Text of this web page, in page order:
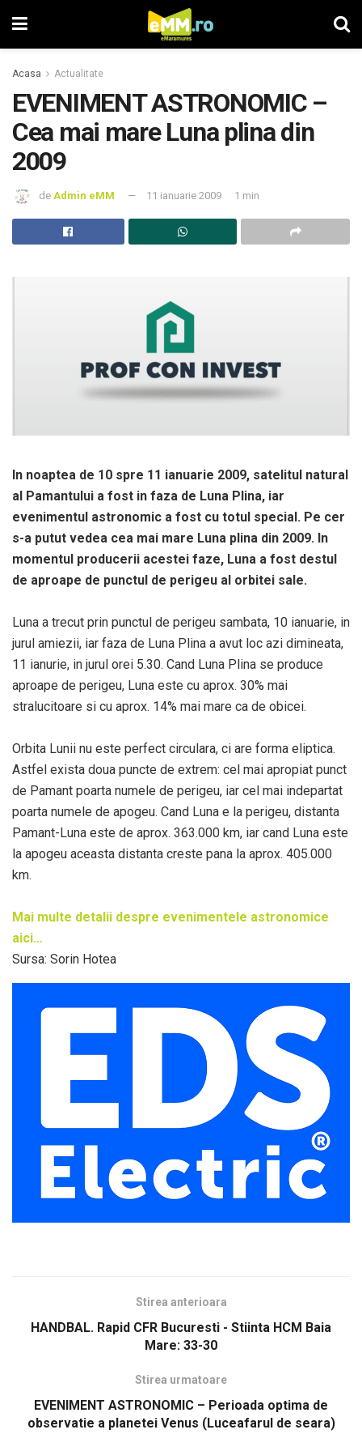
Acasa Actualitate
EVENIMENT ASTRONOMIC –
Cea mai mare Luna plina din
2009
de Admin eMM 11 ianuarie 2009 1 min
In noaptea de 10 spre 11 ianuarie 2009, satelitul natural
al Pamantului a fost in faza de Luna Plina, iar
evenimentul astronomic a fost cu totul special. Pe cer
s-a putut vedea cea mai mare Luna plina din 2009. In
momentul producerii acestei faze, Luna a fost destul
de aproape de punctul de perigeu al orbitei sale.
Luna a trecut prin punctul de perigeu sambata, 10 ianuarie, in
jurul amiezii, iar faza de Luna Plina a avut loc azi dimineata,
11 ianurie, in jurul orei 5.30. Cand Luna Plina se produce
aproape de perigeu, Luna este cu aprox. 30% mai
stralucitoare si cu aprox. 14% mai mare ca de obicei.
Orbita Lunii nu este perfect circulara, ci are forma eliptica.
Astfel exista doua puncte de extrem: cel mai apropiat punct
de Pamant poarta numele de perigeu, iar cel mai indepartat
poarta numele de apogeu. Cand Luna e la perigeu, distanta
Pamant-Luna este de aprox. 363.000 km, iar cand Luna este
la apogeu aceasta distanta creste pana la aprox. 405.000
km.
Mai multe detalii despre evenimentele astronomice
aici…
Sursa: Sorin Hotea
Stirea anterioara
HANDBAL. Rapid CFR Bucuresti - Stiinta HCM Baia
Mare: 33-30
Stirea urmatoare
EVENIMENT ASTRONOMIC – Perioada optima de
observatie a planetei Venus (Luceafarul de seara)